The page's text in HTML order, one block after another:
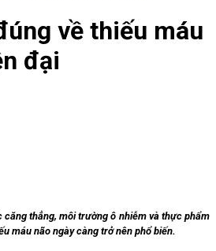
về thiếu máu
đại
căng thẳng, môi trường ô nhiễm và thực phẩm
máu não ngày càng trở nên phổ biến.